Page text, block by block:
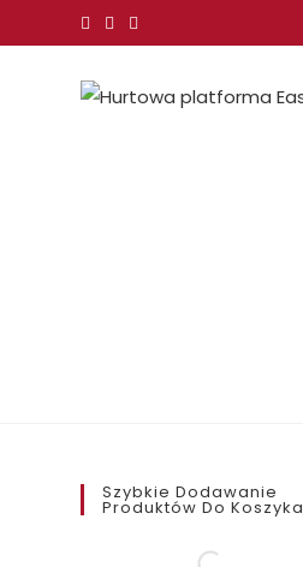
treści
Szybkie Dodawanie
Produktów Do Koszyka